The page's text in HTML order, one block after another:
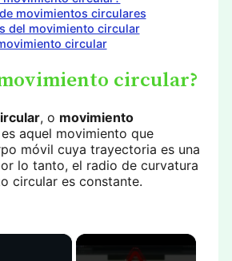
movimientos circulares
del movimiento circular
circular
movimiento circular?
, o movimiento
aquel movimiento que
móvil cuya trayectoria es una
lo tanto, el radio de curvatura
circular es constante.
×